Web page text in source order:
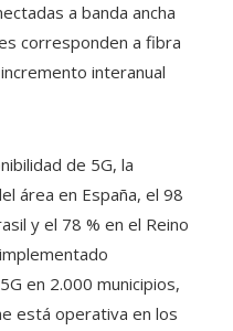
a banda ancha
corresponden a fibra
interanual
de 5G, la
área en España, el 98
y el 78 % en el Reino
en 2.000 municipios,
está operativa en los